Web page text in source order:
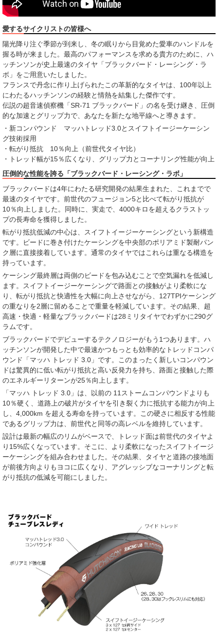
愛するサイクリストの皆様へ
陽光降り注ぐ季節が到来し、冬の眠りから目覚めた愛車のハンドルを
握る時が来ました。最高のパフォーマンスを求める貴方のために、ハ
ッチンソンが史上最速のタイヤ「ブラックバード・レーシング・ラ
ボ」をご用意いたしました。
フランスで丹念に作り上げられたこの革新的なタイヤは、100年以上
にわたるハッチンソンの経験と情熱を結集した傑作です。
伝説の超音速偵察機「SR-71 ブラックバード」の名を受け継き、圧倒
的な加速とグリップ力で、あなたを新たな地平線へと導きます。
・新コンパウンド マッハトレッド3.0とスイフトイージーケーシン
グ技術採用
・転がり抵抗 10％向上（前世代タイヤ比）
・トレッド幅が15％広くなり、グリップ力とコーナリング性能が向上
圧倒的な性能を誇る「ブラックバード・レーシング・ラボ」
ブラックバードは4年にわたる研究開発の結果生まれた、これまでで
最速のタイヤです。前世代のフュージョン5と比べて転がり抵抗が
10％向上しました。同時に、実走で、4000キロを超えるクラストッ
プの長寿命を獲得しました。
転がり抵抗低減の中心は、スイフトイージーケーシングという新構造
です。ビードに巻き付けたケーシングを中央部のポリアミド製耐パン
ク層に直接接着しています。通常のタイヤではこれらは重なる構造を
持っています。
ケーシング最終層は両側のビードを包み込むことで空気漏れを低減し
ます。スイフトイージーケーシングで路面との接触がより柔軟にな
り、転がり抵抗と快適性を大幅に向上させながら、127TPIケーシング
の重なりを2層に留めることで重量を軽減しています。その結果、超
高速・快適・軽量なブラックバードは28ミリタイヤでわずかに290グ
ラムです。
ブラックバードでデビューするテクノロジーがもう1つあります。ハ
ッチンソンが開発した中で最速かつもっとも効率的なトレッドコンパ
ウンド「マッハ トレッド 3.0」です。このまったく新しいコンパウン
ドは驚異的に低い転がり抵抗と高い反発力を持ち、路面と接触した際
のエネルギーリターンが25％向上します。
「マッハ トレッド 3.0」は、以前の 11ストームコンパウンドよりも
10％硬く、道路上の破⽚がタイヤを引き裂く力に抵抗する能力が向上
し、4,000km を超える寿命を持っています。この硬さに相反する性能
であるグリップ力は、前世代と同等の⾼レベルを維持しています。
設計は最新の幅広のリムがベースで、トレッド⾯は前世代のタイヤよ
り15%広くなっています。そこに、より柔軟になったスイフトイージ
ーケーシングを組み合わせました。その結果、タイヤと道路の接地⾯
が前後方向よりもヨコに広くなり、アグレッシブなコーナリングと転
がり抵抗の低減を可能にしました。